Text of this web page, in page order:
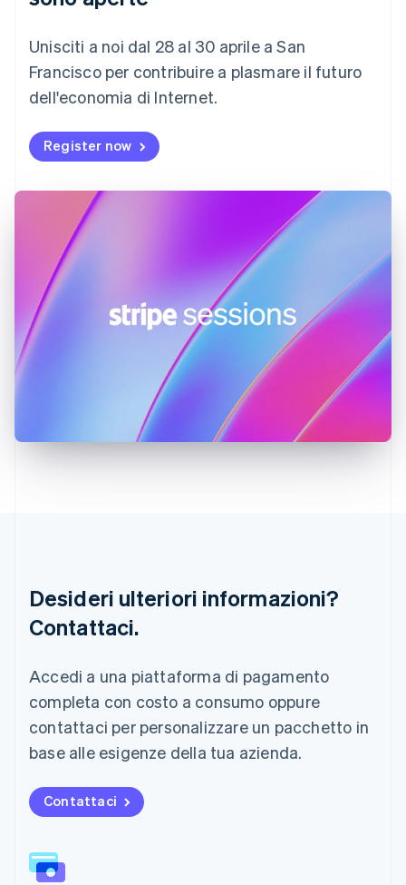
Unisciti a noi dal 28 al 30 aprile a San
Francisco per contribuire a plasmare il futuro
dell'economia di Internet.
Register now
Desideri ulteriori informazioni?
Contattaci.
Accedi a una piattaforma di pagamento
completa con costo a consumo oppure
contattaci per personalizzare un pacchetto in
base alle esigenze della tua azienda.
Contattaci
Danimarca
Emirati Arabi Uniti
Estonia
English
EnglishSvenska
Francia
Germania
Deutsch
Giappone
日本語
Gibilterra
English
Malaysia
English简体中文
Malta
Messico
Español
Norvegia
English
Nuova Zelanda
Paesi Bassi
NederlandsEnglish
Polonia
Portogallo
Português